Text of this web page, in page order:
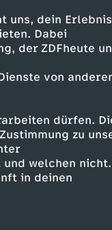
uns, dein
Dabei
der ZDFheute
von
dürfen.
zu
welchen nicht.
in deinen